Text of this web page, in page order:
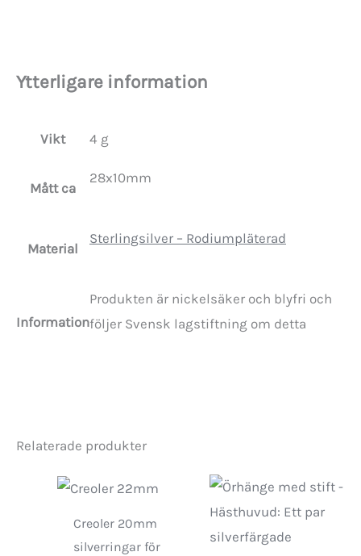
Ytterligare information
Vikt 4 g
Mått ca
28x10mm
Material
Sterlingsilver – Rodiumpläterad
Information
Produkten är nickelsäker och blyfri och
följer Svensk lagstiftning om detta
Relaterade produkter
Creoler 20mm
silverringar för